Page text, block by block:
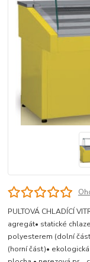
PULTOVÁ CHLADÍCÍ
agregát• statické
polyesterem (dolní
(horní část)•